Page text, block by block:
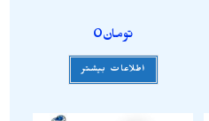
تومان0
اطلاعات بیشتر